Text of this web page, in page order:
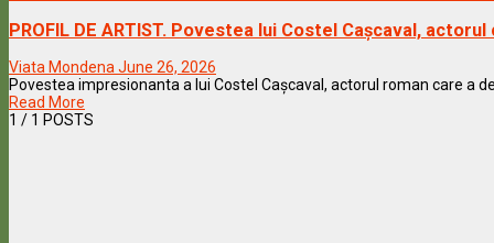
PROFIL DE ARTIST. Povestea lui Costel Cașcaval,
Viata Mondena June 26, 2026
Povestea impresionanta a lui Costel Cașcaval, actorul roman care a
Read More
1 / 1 POSTS